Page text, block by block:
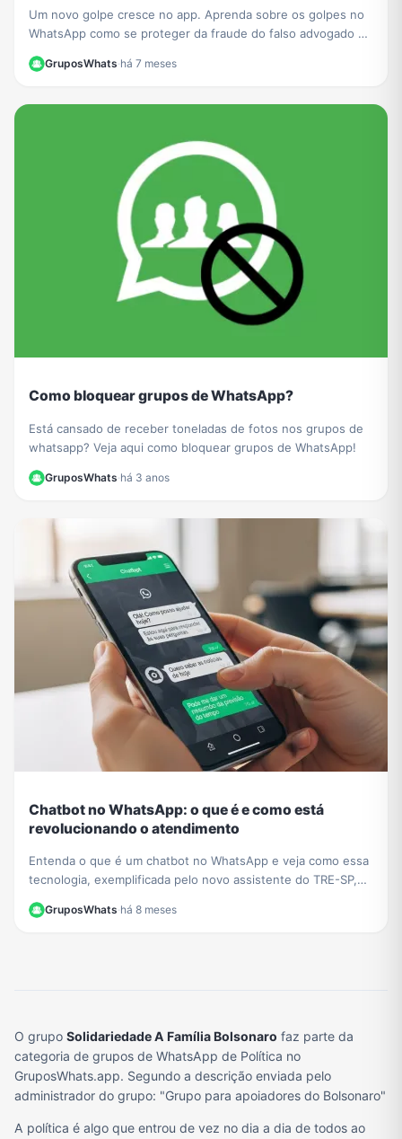
Um novo golpe cresce no app. Aprenda sobre os golpes no
WhatsApp como se proteger da fraude do falso advogado e
entenda a ação da OAB para mais segurança.
GruposWhats·há 7 meses
Como bloquear grupos de WhatsApp?
Está cansado de receber toneladas de fotos nos grupos de
whatsapp? Veja aqui como bloquear grupos de WhatsApp!
GruposWhats·há 3 anos
Chatbot no WhatsApp: o que é e como está
revolucionando o atendimento
Entenda o que é um chatbot no WhatsApp e veja como essa
tecnologia, exemplificada pelo novo assistente do TRE-SP,
GruposWhats·há 8 meses
O grupo Solidariedade A Família Bolsonaro faz parte da
categoria de grupos de WhatsApp de Política no
GruposWhats.app. Segundo a descrição enviada pelo
administrador do grupo: "Grupo para apoiadores do Bolsonaro"
A política é algo que entrou de vez no dia a dia de todos ao